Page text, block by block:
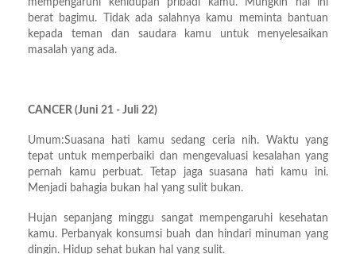
berat bagimu. Tidak ada salahnya kamu meminta bantuan
kepada teman dan saudara kamu untuk menyelesaikan
masalah yang ada.
CANCER (Juni 21 - Juli 22)
Umum:Suasana hati kamu sedang ceria nih. Waktu yang
tepat untuk memperbaiki dan mengevaluasi kesalahan yang
pernah kamu perbuat. Tetap jaga suasana hati kamu ini.
Menjadi bahagia bukan hal yang sulit bukan.
Hujan sepanjang minggu sangat mempengaruhi kesehatan
kamu. Perbanyak konsumsi buah dan hindari minuman yang
dingin. Hidup sehat bukan hal yang sulit.